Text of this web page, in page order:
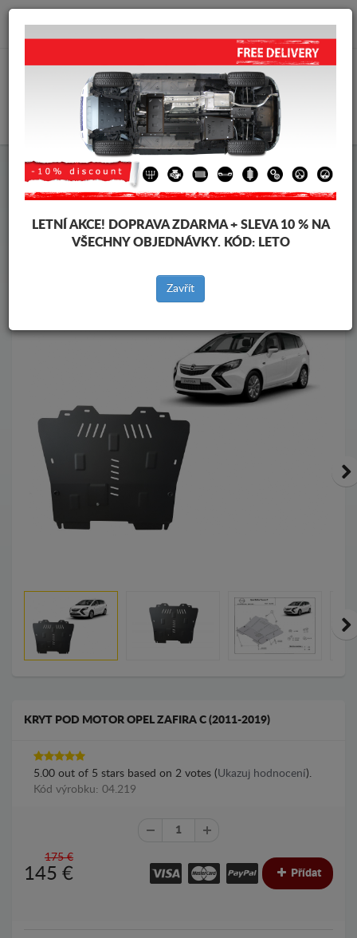
info@krytpodmotor.com
Kryt pod motor Opel Kryt pod motor Opel Zafira
vozidel
Značky vozidel
Zpět na produkty
KRYT POD MOTOR OPEL ZAFIRA C (2011-2019)
5.00 out of 5 stars based on 2 votes (Ukazuj hodnocení).
Kód výrobku: 04.219
175 €
145 € Přídat
LETNÍ AKCE! DOPRAVA ZDARMA + SLEVA 10 % NA
VŠECHNY OBJEDNÁVKY. KÓD: LETO
Zavřít